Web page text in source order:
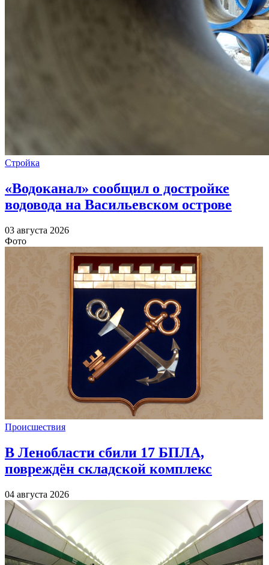
Стройка
«Водоканал» сообщил о достройке
водовода на Васильевском острове
03 августа 2026
Фото
Происшествия
В Ленобласти сбили 17 БПЛА,
повреждён складской комплекс
04 августа 2026